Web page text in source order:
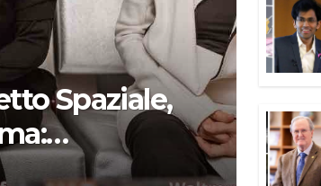
Spaziale,
lo Spazio”